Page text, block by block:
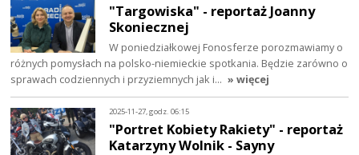
"Targowiska" - reportaż Joanny
Skoniecznej
W poniedziałkowej Fonosferze porozmawiamy o
różnych pomysłach na polsko-niemieckie spotkania. Będzie zarówno o
sprawach codziennych i przyziemnych jak i… » więcej
2025-11-27, godz. 06:15
"Portret Kobiety Rakiety" - reportaż
Katarzyny Wolnik - Sayny